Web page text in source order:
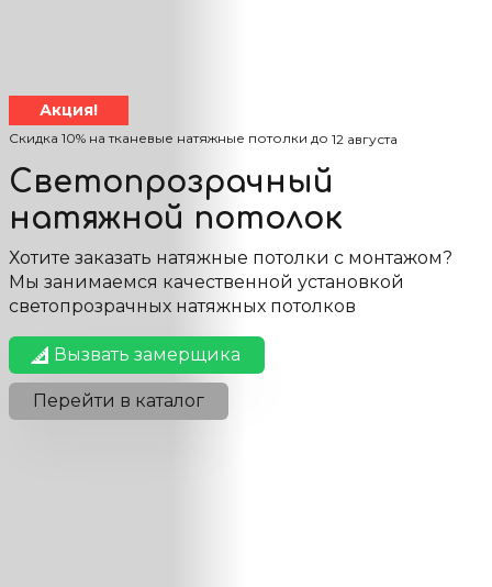
Акция!
Скидка 10% на тканевые натяжные потолки до 12 августа
Светопрозрачный
натяжной потолок
Хотите заказать натяжные потолки с монтажом?
Мы занимаемся качественной установкой
светопрозрачных натяжных потолков
Вызвать замерщика
Перейти в каталог